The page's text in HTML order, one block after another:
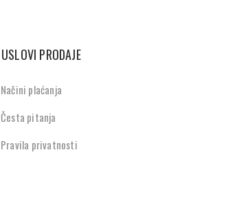
USLOVI PRODAJE
Načini plaćanja
Česta pitanja
Pravila privatnosti